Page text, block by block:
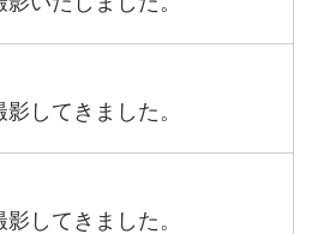
してきました。
してきました。